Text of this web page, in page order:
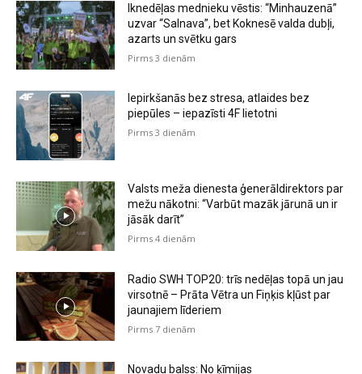
Iknedēļas mednieku vēstis: “Minhauzenā”
uzvar “Salnava”, bet Koknesē valda dubļi,
azarts un svētku gars
Pirms 3 dienām
Iepirkšanās bez stresa, atlaides bez
piepūles – iepazīsti 4F lietotni
Pirms 3 dienām
Valsts meža dienesta ģenerāldirektors par
mežu nākotni: “Varbūt mazāk jārunā un ir
jāsāk darīt”
Pirms 4 dienām
Radio SWH TOP20: trīs nedēļas topā un jau
virsotnē – Prāta Vētra un Fiņķis kļūst par
jaunajiem līderiem
Pirms 7 dienām
Novadu balss: No ķīmijas